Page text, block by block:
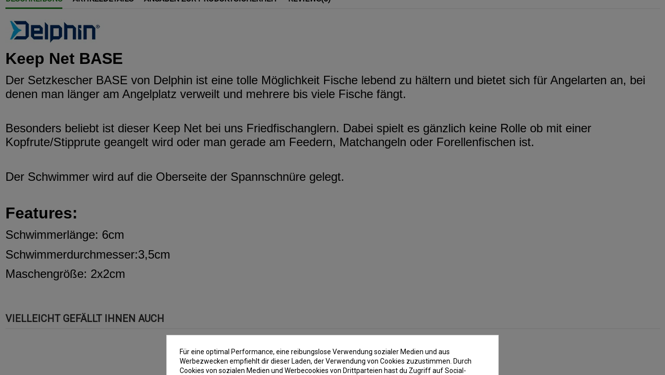
Keep Net BASE
Der Setzkescher BASE von Delphin ist eine tolle Möglichkeit Fische lebend zu hältern und bietet sich für Angelarten an, bei
denen man länger am Angelplatz verweilt und mehrere bis viele Fische fängt.
Besonders beliebt ist dieser Keep Net bei uns Friedfischanglern. Dabei spielt es gänzlich keine Rolle ob mit einer
Kopfrute/Stipprute geangelt wird oder man gerade am Feedern, Matchangeln oder Forellenfischen ist.
Der Schwimmer wird auf die Oberseite der Spannschnüre gelegt.
Features:
Schwimmerlänge: 6cm
Schwimmerdurchmesser:3,5cm
Maschengröße: 2x2cm
VIELLEICHT GEFÄLLT IHNEN AUCH
Für eine optimal Performance, eine reibungslose Verwendung sozialer Medien und aus
Werbezwecken empfiehlt dir dieser Laden, der Verwendung von Cookies zuzustimmen. Durch
Cookies von sozialen Medien und Werbecookies von Drittparteien hast du Zugriff auf Social-